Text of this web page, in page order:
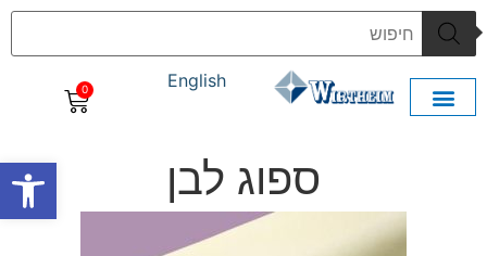
פתח
English
0
ספוג לבן